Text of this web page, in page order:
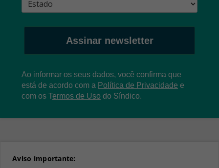
Assinar newsletter
Ao informar os seus dados, você confirma que
está de acordo com a Política de Privacidade e
com os Termos de Uso do Síndico.
Aviso importante: